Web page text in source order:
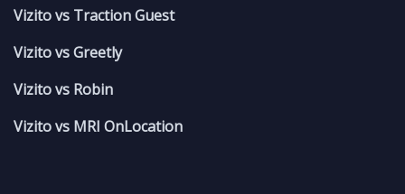
Vizito vs Traction Guest
Vizito vs Greetly
Vizito vs Robin
Vizito vs MRI OnLocation